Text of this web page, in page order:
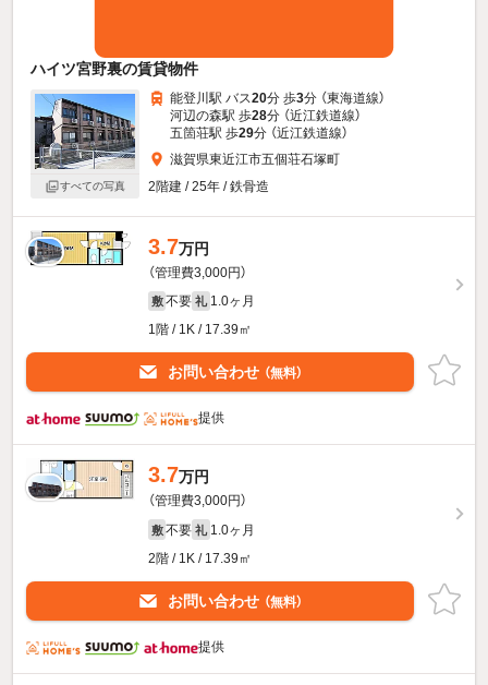
ハイツ宮野裏の賃貸物件
すべての写真
能登川駅 バス20分 歩3分 （東海道線）
河辺の森駅 歩28分 （近江鉄道線）
五箇荘駅 歩29分 （近江鉄道線）
滋賀県東近江市五個荘石塚町
2階建 / 25年 / 鉄骨造
3.7万円
（管理費3,000円）
敷 不要 礼 1.0ヶ月
1階 / 1K / 17.39㎡
お問い合わせ （無料）
提供
3.7万円
（管理費3,000円）
敷 不要 礼 1.0ヶ月
2階 / 1K / 17.39㎡
お問い合わせ （無料）
提供